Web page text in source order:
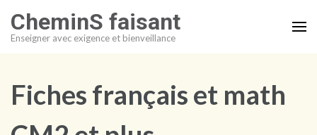
au
contenu
Entrée)
CheminS faisant
Enseigner avec exigence et bienveillance
Fiches français et math